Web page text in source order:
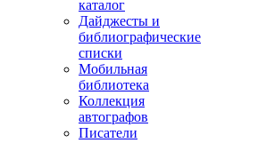
каталог
Дайджесты и
библиографические
списки
Мобильная
библиотека
Коллекция
автографов
Писатели